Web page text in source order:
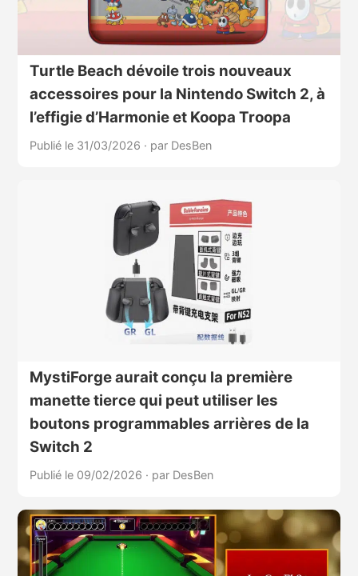
Turtle Beach dévoile trois nouveaux
accessoires pour la Nintendo Switch 2, à
l’effigie d’Harmonie et Koopa Troopa
Publié le 31/03/2026 · par DesBen
MystiForge aurait conçu la première
manette tierce qui peut utiliser les
boutons programmables arrières de la
Switch 2
Publié le 09/02/2026 · par DesBen